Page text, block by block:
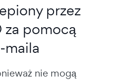
przez
za pomocą
maila
nie mogą